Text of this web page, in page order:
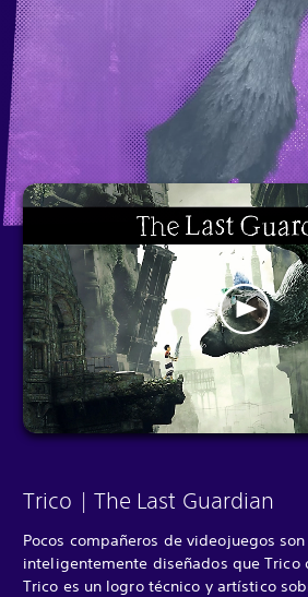
Trico | The Last Guardian
Pocos compañeros de videojuegos
inteligentemente diseñados que Trico
Trico es un logro técnico y artístico